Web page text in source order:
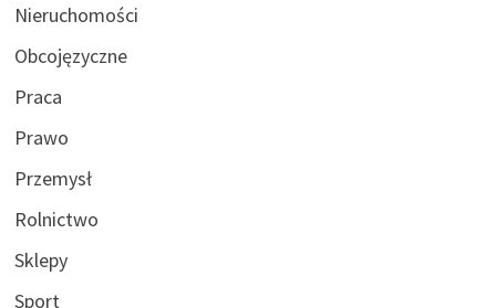
Nieruchomości
Obcojęzyczne
Praca
Prawo
Przemysł
Rolnictwo
Sklepy
Sport